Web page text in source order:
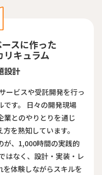
スに作った
リキュラム
設計
ービスや受託開発を行っ
です。 日々の開発現場
業とのやりとりを通じ
を熟知しています。
が、1,000時間の実践的
はなく、設計・実装・レ
を体験しながらスキルを